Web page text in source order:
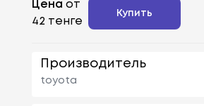
Цена от
42 тенге
Купить
Производитель
toyota